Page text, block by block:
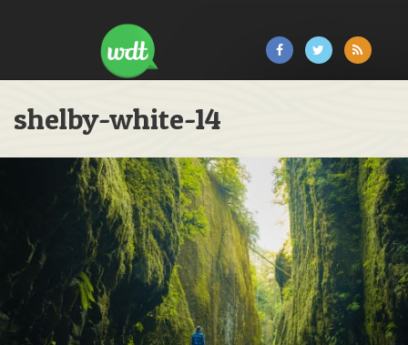
shelby-white-14